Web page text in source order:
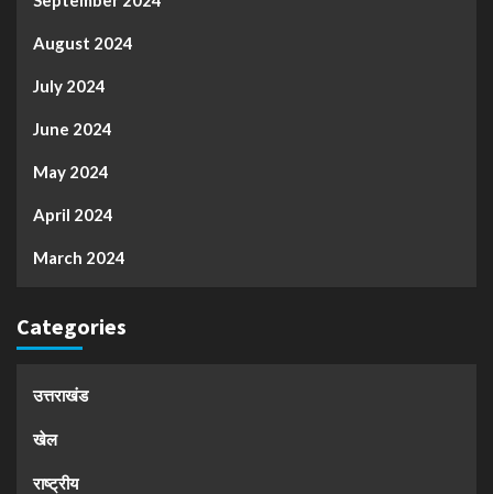
August 2024
July 2024
June 2024
May 2024
April 2024
March 2024
Categories
उत्तराखंड
खेल
राष्ट्रीय